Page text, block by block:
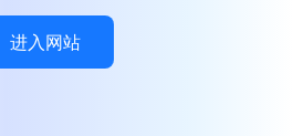
进入网站